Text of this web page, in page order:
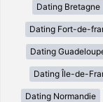
Dating Bretagne
Dating Fort-de-
Dating
Dating Île-de-
Dating Normandie